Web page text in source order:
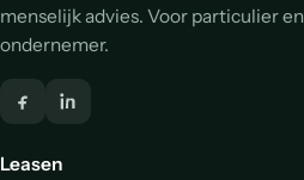
menselijk advies. Voor particulier en
ondernemer.
Leasen